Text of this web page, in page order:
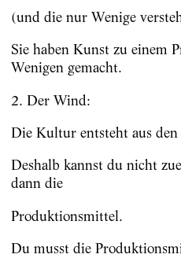
(und die nur Wenige
Sie haben Kunst zu einem
Wenigen gemacht.
2. Der Wind:
Die Kultur entsteht aus
Deshalb kannst du nicht
dann die
Produktionsmittel.
Du musst die